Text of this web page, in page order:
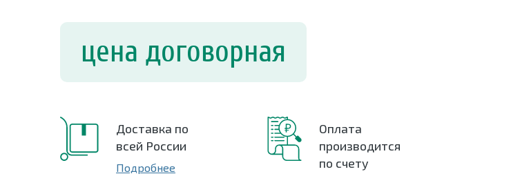
цена договорная
Доставка по
всей России
Подробнее
Оплата
производится
по счету